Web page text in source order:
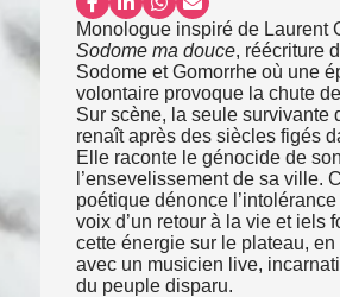
Partager sur Facebook
Partager sur LinkedIn
Partager sur
Partager par email
Monologue inspiré de Laurent
Sodome ma douce, réécriture
Sodome et Gomorrhe où une
volontaire provoque la chute
Sur scène, la seule survivante
renaît après des siècles figés
Elle raconte le génocide de
l’ensevelissement de sa ville.
poétique dénonce
voix d’un retour à la vie et iels
cette énergie sur le plateau,
avec un musicien live,
du peuple disparu.